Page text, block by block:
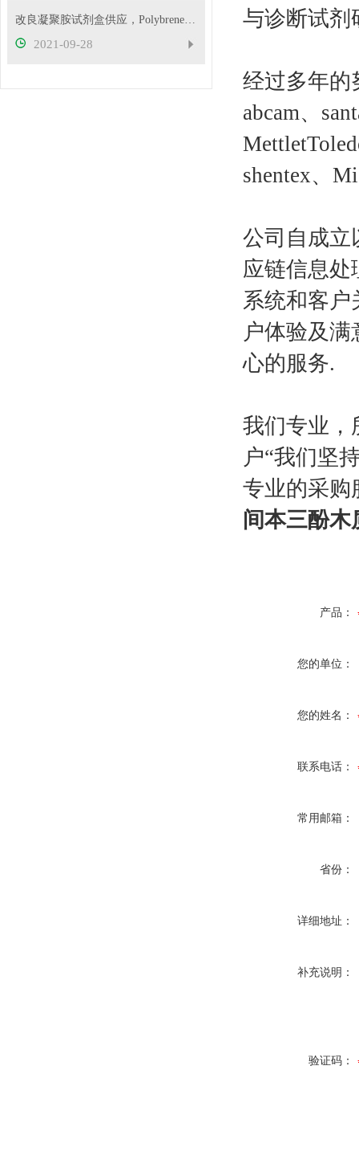
改良凝聚胺试剂盒供应，Polybrene试剂盒
2021-09-28
与诊断试剂
经过多年的
abcam、
shentex、
公司自成立
应链信息处
系统和客
户体验及
心的服务.
我们专业，
户“我们坚
专业的采购
间本三酚木
产品：
您的单位：
您的姓名：
联系电话：
常用邮箱：
省份：
详细地址：
补充说明：
验证码：